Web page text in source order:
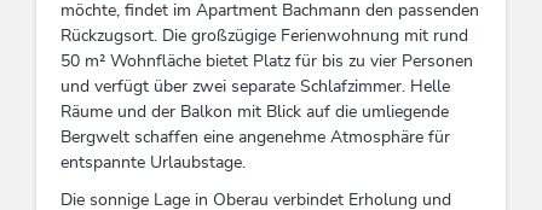
möchte, findet im Apartment Bachmann den passenden
Rückzugsort. Die großzügige Ferienwohnung mit rund
50 m² Wohnfläche bietet Platz für bis zu vier Personen
und verfügt über zwei separate Schlafzimmer. Helle
Räume und der Balkon mit Blick auf die umliegende
Bergwelt schaffen eine angenehme Atmosphäre für
entspannte Urlaubstage.
Die sonnige Lage in Oberau verbindet Erholung und